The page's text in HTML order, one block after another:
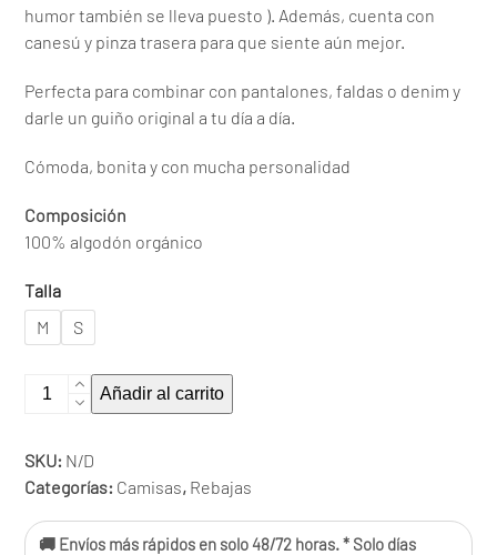
humor también se lleva puesto ). Además, cuenta con
canesú y pinza trasera para que siente aún mejor.
Perfecta para combinar con pantalones, faldas o denim y
darle un guiño original a tu día a día.
Cómoda, bonita y con mucha personalidad
Composición
100% algodón orgánico
Talla
M
S
Camisa
Peanuts
Añadir al carrito
SKU: N/D
Categorías: Camisas, Rebajas
🚚 Envíos más rápidos en solo 48/72 horas. * Solo días